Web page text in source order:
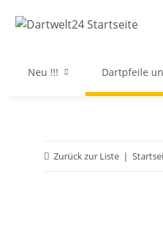
Neu !!! Dartpfeile
Zurück zur Liste